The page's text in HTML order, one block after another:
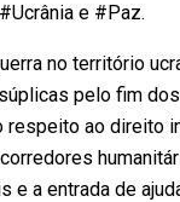
e #Paz.
no território
pelo fim
respeito ao direito
e a entrada de